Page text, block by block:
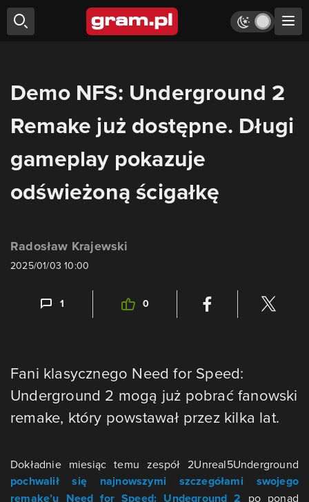
Demo NFS: Underground 2
Remake już dostępne. Długi
gameplay pokazuje
odświeżoną ścigałkę
Radosław Krajewski
2025/01/03 10:00
1 0
Fani klasycznego Need for Speed:
Underground 2 mogą już pobrać fanowski
remake, który powstawał przez kilka lat.
Dokładnie miesiąc temu zespół 2Unreal5Underground
pochwalił się najnowszymi szczegółami swojego
remake’u Need for Speed: Undeground 2 po ponad